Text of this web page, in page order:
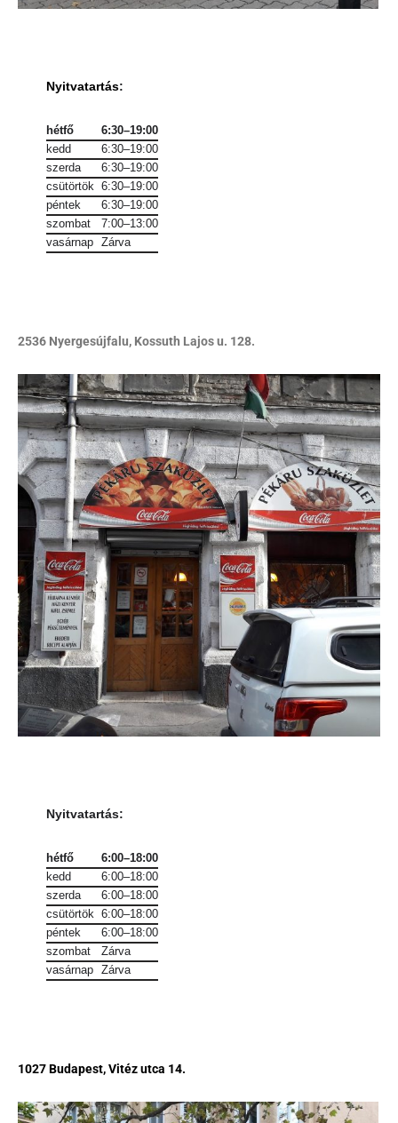
Nyitvatartás:
hétfő
6:30–19:00
kedd
6:30–19:00
szerda
6:30–19:00
csütörtök
6:30–19:00
péntek
6:30–19:00
szombat
7:00–13:00
vasárnap
Zárva
2536 Nyergesújfalu, Kossuth Lajos u. 128.
Nyitvatartás:
hétfő
6:00–18:00
kedd
6:00–18:00
szerda
6:00–18:00
csütörtök
6:00–18:00
péntek
6:00–18:00
szombat
Zárva
vasárnap
Zárva
1027 Budapest, Vitéz utca 14.